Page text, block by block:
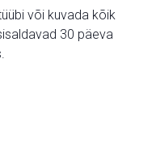
või kuvada kõik
30 päeva